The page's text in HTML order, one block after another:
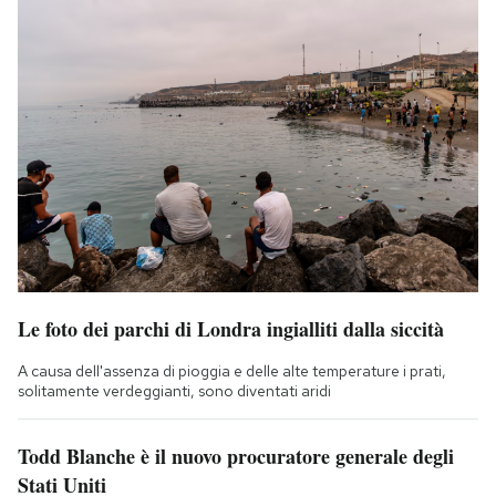
Le foto dei parchi di Londra ingialliti dalla siccità
A causa dell'assenza di pioggia e delle alte temperature i prati,
solitamente verdeggianti, sono diventati aridi
Todd Blanche è il nuovo procuratore generale degli
Stati Uniti